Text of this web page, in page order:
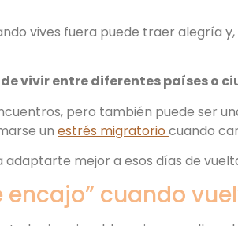
vives fuera puede traer alegría
vivir entre diferentes países o
pero también puede ser
un estrés migratorio cuando
adaptarte mejor a esos días de
encajo” cuando